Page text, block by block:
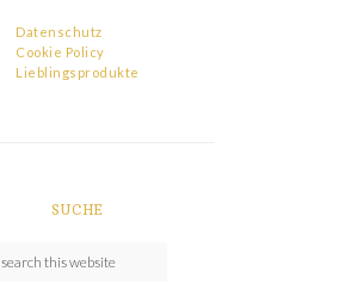
Datenschutz
Cookie Policy
Lieblingsprodukte
SUCHE